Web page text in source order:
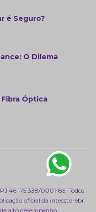
é Seguro?
O Dilema
Óptica
46.175.338/0001-85. Todos
oficial da intecstorebr,
alto desempenho.